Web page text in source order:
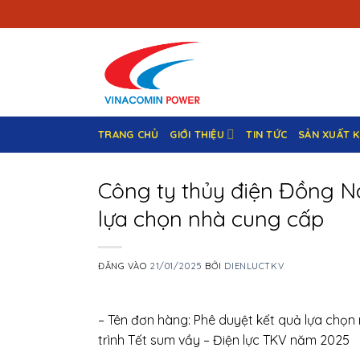
qua
TRANG CHỦ GIỚI THIỆU TIN TỨC SẢN XUẤT
Công ty thủy điện Đồng
lựa chọn nhà cung cấp
ĐĂNG VÀO 21/01/2025 BỞI DIENLUCTKV
– Tên đơn hàng: Phê duyệt kết quả lựa
trình Tết sum vầy – Điện lực TKV năm 2025